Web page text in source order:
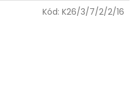
Kód: K26/3/7/2/2/16